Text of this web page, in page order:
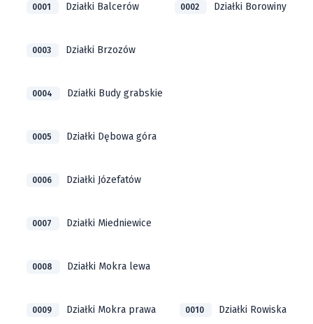
0001 Działki Balcerów 0002 Działki Borowiny
0003 Działki Brzozów
0004 Działki Budy grabskie
0005 Działki Dębowa góra
0006 Działki Józefatów
0007 Działki Miedniewice
0008 Działki Mokra lewa
0009 Działki Mokra prawa 0010 Działki Rowiska